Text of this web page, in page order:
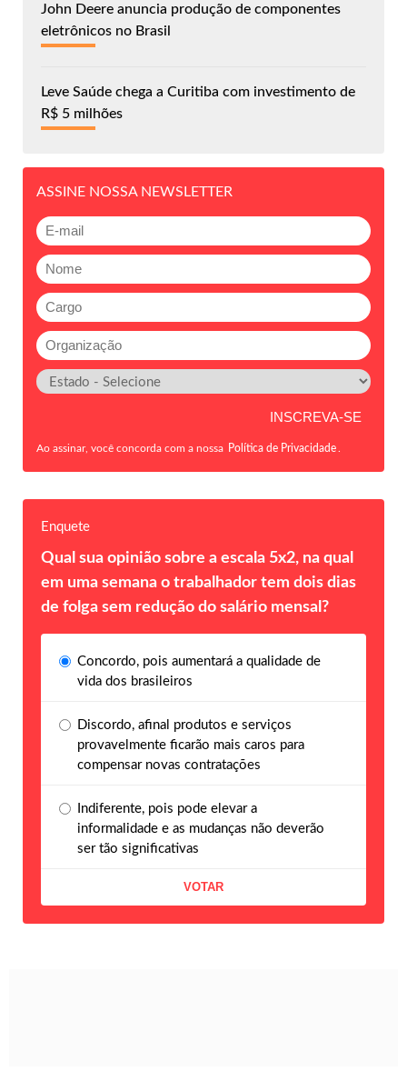
John Deere anuncia produção de componentes
eletrônicos no Brasil
Leve Saúde chega a Curitiba com investimento de
R$ 5 milhões
ASSINE NOSSA NEWSLETTER
Ao assinar, você concorda com a nossa Política de Privacidade
Enquete
Qual sua opinião sobre a escala 5x2, na qual
em uma semana o trabalhador tem dois dias
de folga sem redução do salário mensal?
Concordo, pois aumentará a qualidade de
vida dos brasileiros
Discordo, afinal produtos e serviços
provavelmente ficarão mais caros para
compensar novas contratações
Indiferente, pois pode elevar a
informalidade e as mudanças não deverão
ser tão significativas